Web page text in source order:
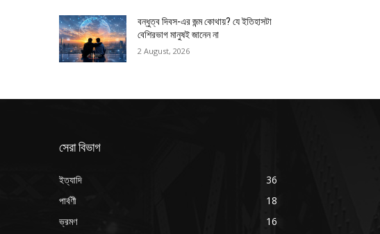
বন্ধুত্ব দিবস-এর জন্ম কোথায়? যে ইতিহাসটা
বেশিরভাগ মানুষই জানেন না
2 August, 2026
সেরা বিভাগ
ইত্যাদি
36
পার্বণী
18
ভ্রমণ
16